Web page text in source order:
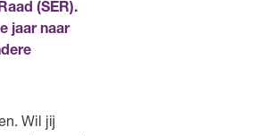
(SER).
jaar naar
Wil jij